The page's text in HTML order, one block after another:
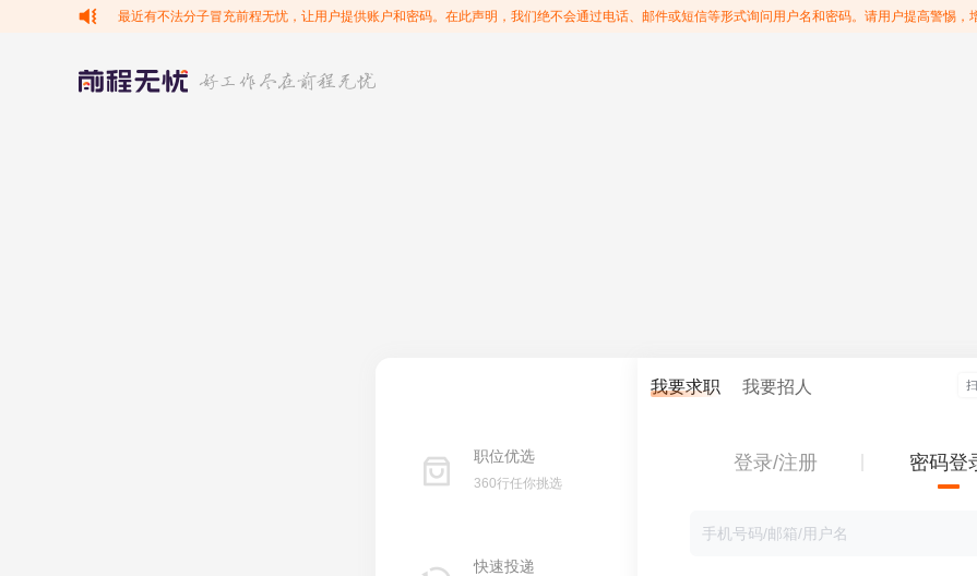
最近有不法分子冒充前程无忧，让用户提供账户和密码。在此声明，我们绝不会通过电话、邮件或短信等形式询问用户名和密码。请用户提高警惕，
职位优选
360行任你挑选
快速投递
我要求职 我要招人
登录/注册 密码登